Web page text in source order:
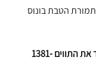
rebar תמורת הטבת בונוס
על מנת לממש את קוד ההטבה נדרש להקליד את התווים -1381